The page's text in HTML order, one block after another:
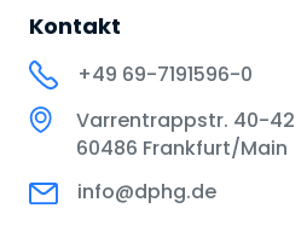
Kontakt
+49 69-7191596-0
Varrentrappstr. 40-42
60486 Frankfurt/Main
info@dphg.de